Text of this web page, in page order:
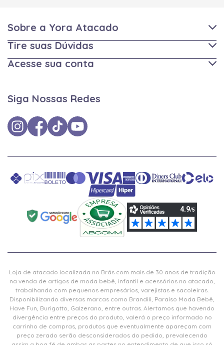
Sobre a Yora Atacado
Tire suas Dúvidas
Acesse sua conta
Siga Nossas Redes
Loja de atacado localizada no Brás com mais de 30 anos de tradição
na venda de artigos de moda bebê, infantil e acessórios no atacado,
trabalhando com pequenos empresários, varejistas e sacoleiras.
Disponibilizando diversas marcas como Brandili, Paraíso Moda Bebê,
Have Fun, Burigotto, Galzerano, entre outras. Alertamos que havendo
divergência entre preços do produto, valerá o preço informado no
carrinho de compras, produtos que eventualmente apareçam com
preço zerado serão desconsiderados do pedido, prevalecendo